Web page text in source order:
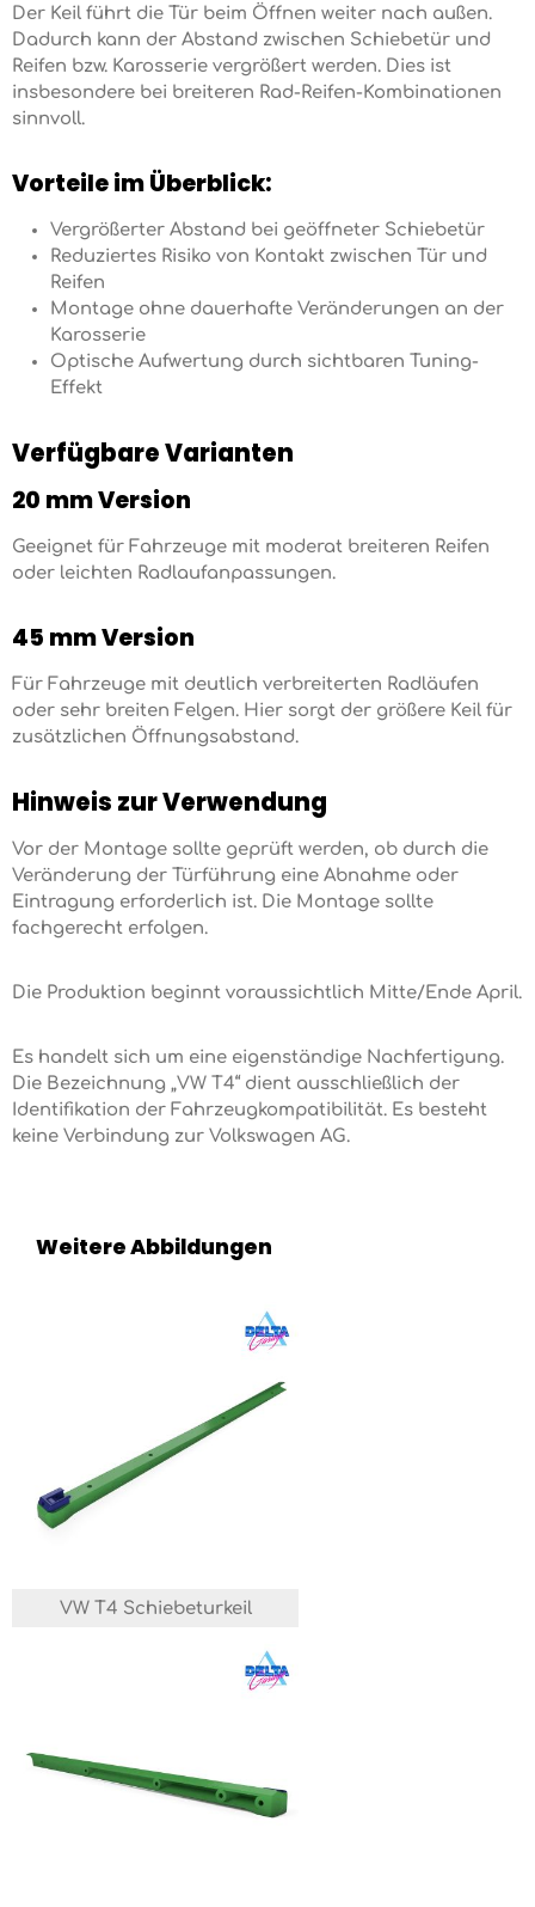
Der Keil führt die Tür beim Öffnen weiter nach außen.
Dadurch kann der Abstand zwischen Schiebetür und
Reifen bzw. Karosserie vergrößert werden. Dies ist
insbesondere bei breiteren Rad-Reifen-Kombinationen
sinnvoll.
Vorteile im Überblick:
Vergrößerter Abstand bei geöffneter Schiebetür
Reduziertes Risiko von Kontakt zwischen Tür und
Reifen
Montage ohne dauerhafte Veränderungen an der
Karosserie
Optische Aufwertung durch sichtbaren Tuning-
Effekt
Verfügbare Varianten
20 mm Version
Geeignet für Fahrzeuge mit moderat breiteren Reifen
oder leichten Radlaufanpassungen.
45 mm Version
Für Fahrzeuge mit deutlich verbreiterten Radläufen
oder sehr breiten Felgen. Hier sorgt der größere Keil für
zusätzlichen Öffnungsabstand.
Hinweis zur Verwendung
Vor der Montage sollte geprüft werden, ob durch die
Veränderung der Türführung eine Abnahme oder
Eintragung erforderlich ist. Die Montage sollte
fachgerecht erfolgen.
Die Produktion beginnt voraussichtlich Mitte/Ende April.
Es handelt sich um eine eigenständige Nachfertigung.
Die Bezeichnung „VW T4“ dient ausschließlich der
Identifikation der Fahrzeugkompatibilität. Es besteht
keine Verbindung zur Volkswagen AG.
Weitere Abbildungen
VW T4 Schiebeturkeil